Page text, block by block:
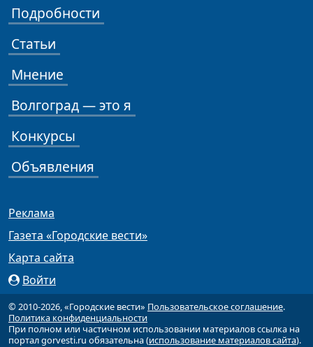
Подробности
Статьи
Мнение
Волгоград — это я
Конкурсы
Объявления
Реклама
Газета «Городские вести»
Карта сайта
Войти
© 2010-2026, «Городские вести» Пользовательское соглашение.
Политика конфиденциальности
При полном или частичном использовании материалов ссылка на
портал gorvesti.ru обязательна (использование материалов сайта).